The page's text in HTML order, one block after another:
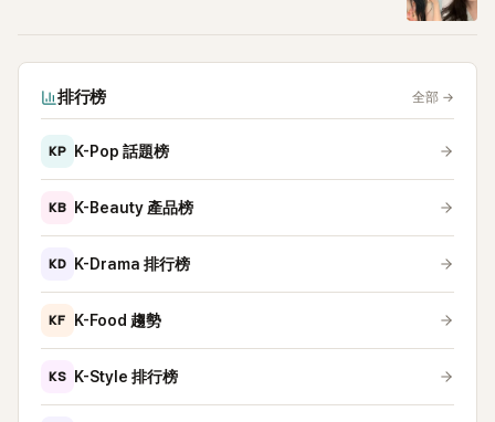
排行榜 全部 →
KP K-Pop 話題榜
KB K-Beauty 產品榜
KD K-Drama 排行榜
KF K-Food 趨勢
KS K-Style 排行榜